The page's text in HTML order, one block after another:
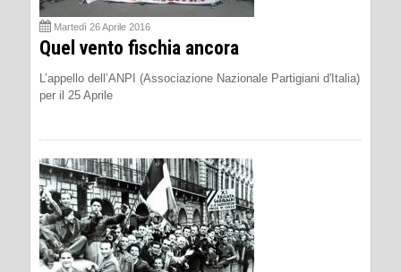
Martedì 26 Aprile 2016
Quel vento fischia ancora
L’appello dell’ANPI (Associazione Nazionale Partigiani d'Italia)
per il 25 Aprile